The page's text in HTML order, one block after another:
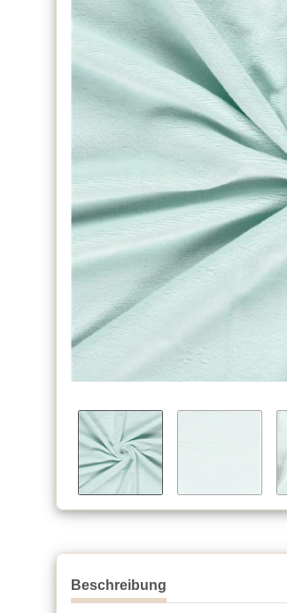
Beschreibung